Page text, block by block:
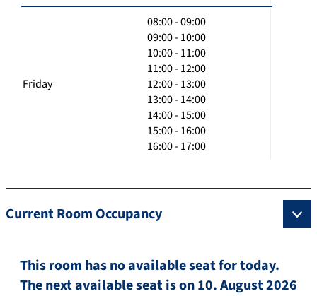
Friday
08:00 - 09:00
09:00 - 10:00
10:00 - 11:00
11:00 - 12:00
12:00 - 13:00
13:00 - 14:00
14:00 - 15:00
15:00 - 16:00
16:00 - 17:00
Current Room Occupancy
This room has no available seat for today.
The next available seat is on 10. August 2026